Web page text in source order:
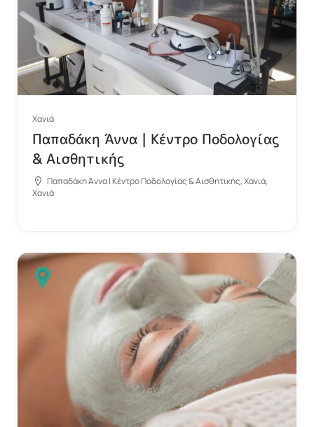
Χανιά
Παπαδάκη Άννα | Κέντρο Ποδολογίας
& Αισθητικής
Παπαδάκη Άννα | Κέντρο Ποδολογίας & Αισθητικής, Χανιά,
Χανιά